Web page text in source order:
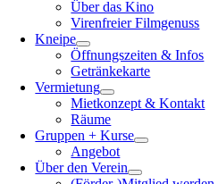
Über das Kino
Virenfreier Filmgenuss
Kneipe
Öffnungszeiten & Infos
Getränkekarte
Vermietung
Mietkonzept & Kontakt
Räume
Gruppen + Kurse
Angebot
Über den Verein